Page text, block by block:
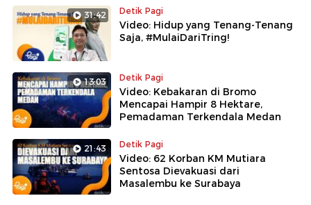
31:42 Detik Pagi
Video: Hidup yang Tenang-Tenang
Saja, #MulaiDariTring!
13:03 Detik Pagi
Video: Kebakaran di Bromo
Mencapai Hampir 8 Hektare,
Pemadaman Terkendala Medan
21:43 Detik Pagi
Video: 62 Korban KM Mutiara
Sentosa Dievakuasi dari
Masalembu ke Surabaya